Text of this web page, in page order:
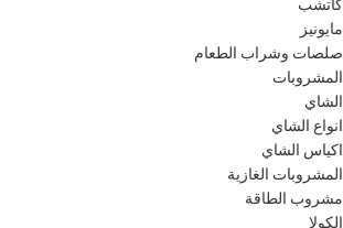
كاتشب
مايونيز
صلصات وشراب الطعام
المشروبات
الشاي
انواع الشاي
اكياس الشاي
المشروبات الغازية
مشروب الطاقة